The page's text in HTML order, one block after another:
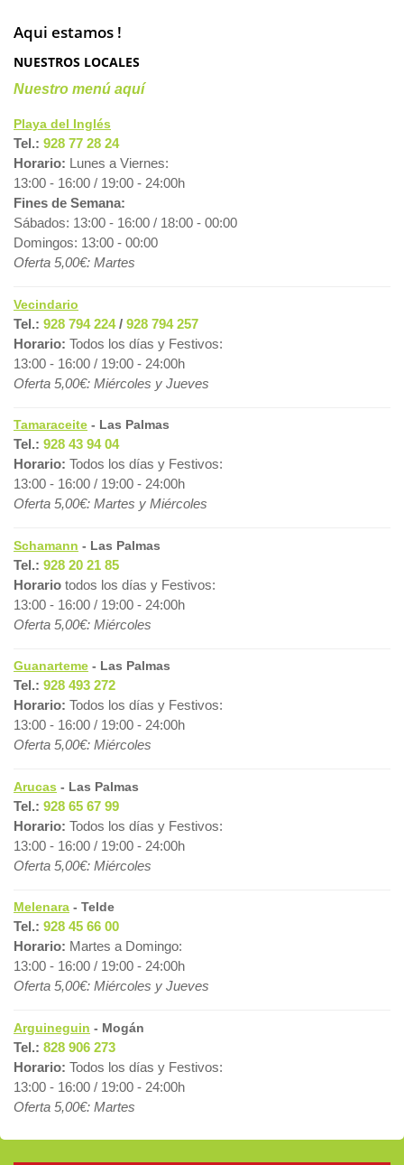
Aqui estamos !
NUESTROS LOCALES
Nuestro menú aquí
Playa del Inglés
Tel.: 928 77 28 24
Horario: Lunes a Viernes:
13:00 - 16:00 / 19:00 - 24:00h
Fines de Semana:
Sábados: 13:00 - 16:00 / 18:00 - 00:00
Domingos: 13:00 - 00:00
Oferta 5,00€: Martes
Vecindario
Tel.: 928 794 224/ 928 794 257
Horario: Todos los días y Festivos:
13:00 - 16:00 / 19:00 - 24:00h
Oferta 5,00€: Miércoles y Jueves
Tamaraceite - Las Palmas
Tel.: 928 43 94 04
Horario: Todos los días y Festivos:
13:00 - 16:00 / 19:00 - 24:00h
Oferta 5,00€: Martes y Miércoles
Schamann - Las Palmas
Tel.: 928 20 21 85
Horario todos los días y Festivos:
13:00 - 16:00 / 19:00 - 24:00h
Oferta 5,00€: Miércoles
Guanarteme - Las Palmas
Tel.: 928 493 272
Horario: Todos los días y Festivos:
13:00 - 16:00 / 19:00 - 24:00h
Oferta 5,00€: Miércoles
Arucas - Las Palmas
Tel.: 928 65 67 99
Horario: Todos los días y Festivos:
13:00 - 16:00 / 19:00 - 24:00h
Oferta 5,00€: Miércoles
Melenara - Telde
Tel.: 928 45 66 00
Horario: Martes a Domingo:
13:00 - 16:00 / 19:00 - 24:00h
Oferta 5,00€: Miércoles y Jueves
Arguineguin - Mogán
Tel.: 828 906 273
Horario: Todos los días y Festivos:
13:00 - 16:00 / 19:00 - 24:00h
Oferta 5,00€: Martes